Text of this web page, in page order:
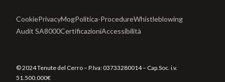
CookiePrivacyMogPolitica-ProcedureWhistleblowing
Audit SA8000CertificazioniAccessibilità
© 2024 Tenute del Cerro – P.Iva:03733280014– Cap.Soc. i.v.
51.500.000€